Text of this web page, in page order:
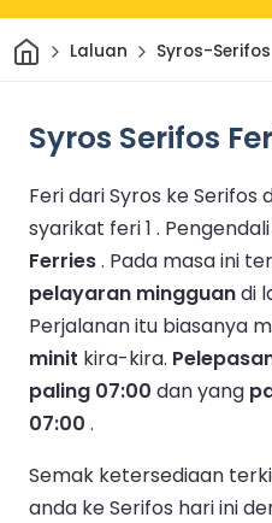
Rumah
Laluan Syros-Serifos
Syros Serifos
Feri dari Syros ke Serifos
syarikat feri 1 .
Ferries. Pada masa ini
pelayaran mingguandi
Perjalanan itu biasanya
minit kira-kira.
paling 07:00 dan yang
07:00 .
Semak ketersediaan
anda ke Serifos hari ini